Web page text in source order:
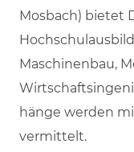
Mosbach) bietet
Maschinenbau,
hänge werden
vermittelt.